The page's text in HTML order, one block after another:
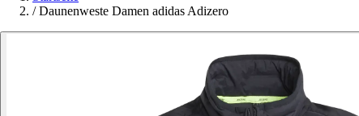
/ Daunenweste Damen adidas Adizero